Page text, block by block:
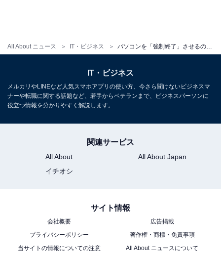
All About ニュース IT・ビジネス
けに、現在はノートパソコン専門ライターとして活
躍。新聞や雑誌などでもノートパソコン選びの執筆
を行っている。
こちらもおすすめ
パソコンが突然青い画面になりました。壊れか
けているって本当ですか？
IT・ビジネス
メルカリやLINEなど人気スマホアプリの使い方、今さら聞けないビジネスマ
ナーや転職に関する話題など、若手からベテランまで、ビジネスパーソンに
役立つ情報を分かりやすく解説します。
関連サービス
All About
All About Japan
イチオシ
サイト情報
会社概要
広告掲載
プライバシーポリシー
著作権・商標・免責事項
当サイトの情報についての注意
All About ニュースについて